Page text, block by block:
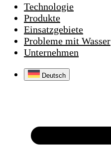
Technologie
Produkte
Einsatzgebiete
Probleme mit Wasser
Unternehmen
Deutsch